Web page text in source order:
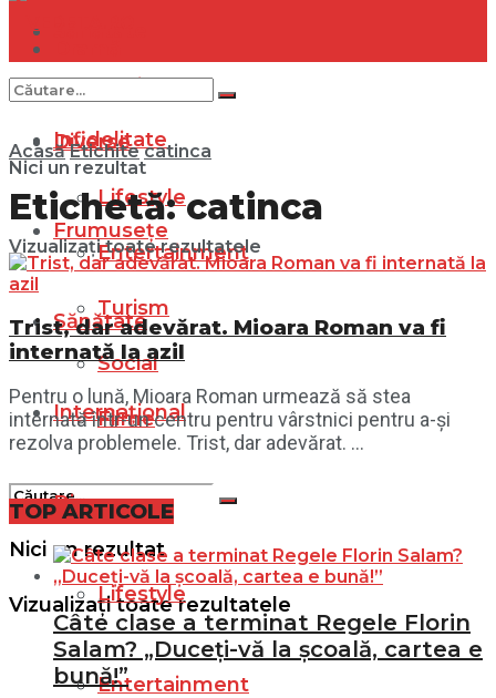
Internațional
Diverse
Lifestyle
Entertainment
Turism
Social
Filme
Nici un rezultat
Vizualizați toate rezultatele
Infidelitate
Frumusețe
Sănătate
Internațional
Diverse
Lifestyle
Entertainment
Nici un rezultat
Vizualizați toate rezultatele
Acasă Etichite catinca
Etichetă:catinca
Trist, dar adevărat. Mioara Roman va fi
internată la azil
Pentru o lună, Mioara Roman urmează să stea
internată într-un centru pentru vârstnici pentru a-și
rezolva problemele. Trist, dar adevărat. ...
TOP ARTICOLE
Câte clase a terminat Regele Florin
Salam? „Duceți-vă la școală, cartea e
bună!”